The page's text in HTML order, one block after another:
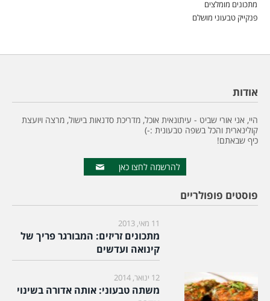
מתכונים מומלצים
פנקייק טבעוני מושלם
אודות
היי, אני אורי שביט - עיתונאית אוכל, מדריכת סדנאות בישול, מרצה ויועצת
קולינארית והכל בשפה טבעונית :-)
כיף שבאתם!
להרשמה לחצו כאן
פוסטים פופולריים
11 מאי, 2013
מתכונים זריזים: המבורגר פריך של
קינואה ועדשים
12 ינואר, 2014
משתה טבעוני: אותה אדורה בשינוי